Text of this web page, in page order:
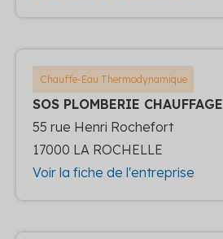
Chauffe-Eau Thermodynamique
SOS PLOMBERIE CHAUFFAGE
55 rue Henri Rochefort
17000 LA ROCHELLE
Voir la fiche de l'entreprise